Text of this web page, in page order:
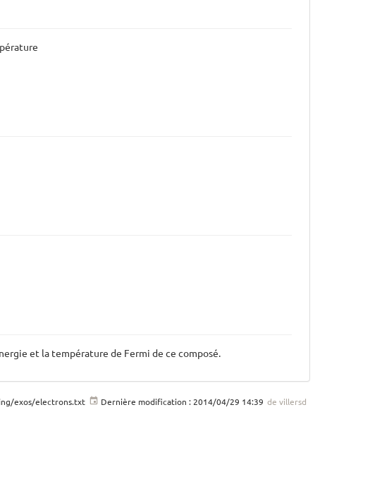
et la température de Fermi de ce composé.
exos/electrons.txt Dernière modification : 2014/04/29 14:39 de villersd